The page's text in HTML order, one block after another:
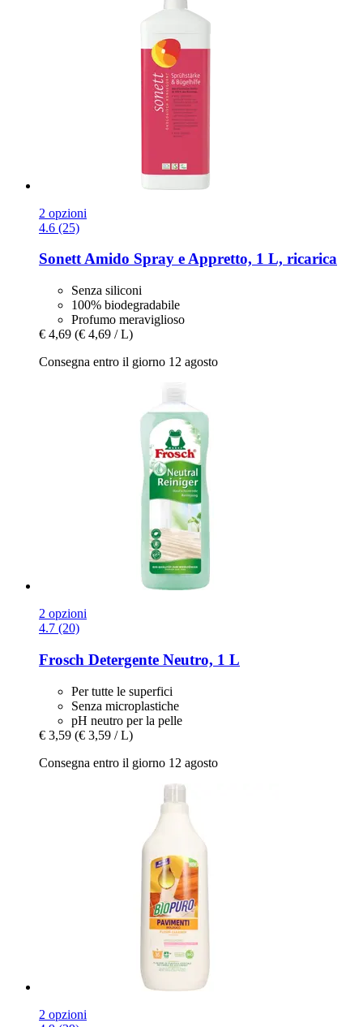
2 opzioni
4.6 (25)
SonettAmido Spray e Appretto, 1 L, ricarica
Senza siliconi
100% biodegradabile
Profumo meraviglioso
€ 4,69 (€ 4,69 / L)
Consegna entro il giorno 12 agosto
2 opzioni
4.7 (20)
Frosch Detergente Neutro, 1 L
Per tutte le superfici
Senza microplastiche
pH neutro per la pelle
€ 3,59 (€ 3,59 / L)
Consegna entro il giorno 12 agosto
2 opzioni